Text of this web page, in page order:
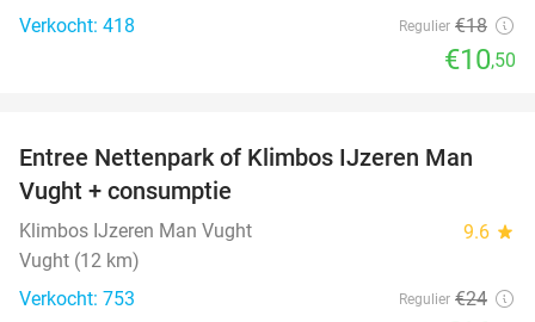
Verkocht: 418
Regulier €18
€10,50
29%
Entree Nettenpark of Klimbos IJzeren Man
Vught + consumptie
Klimbos IJzeren Man Vught 9.6 star
Vught (12 km)
Verkocht: 753
Regulier €24